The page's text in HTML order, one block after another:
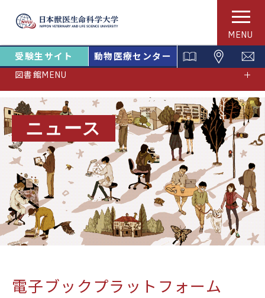
MENU
受験生サイト 動物医療センター
図書館MENU
ニュース
電子ブックプラットフォーム